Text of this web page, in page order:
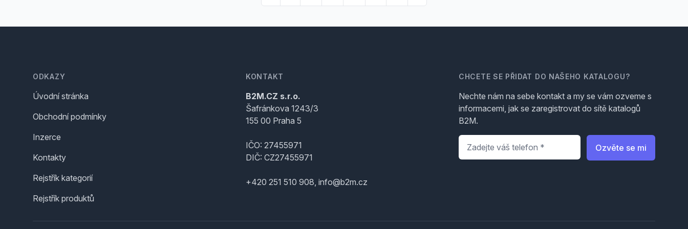
ODKAZY
Úvodní stránka
Obchodní podmínky
Inzerce
Kontakty
Rejstřík kategorií
Rejstřík produktů
KONTAKT
B2M.CZ s.r.o.
Šafránkova 1243/3
155 00 Praha 5
IČO: 27455971
DIČ: CZ27455971
+420 251 510 908, info@b2m.cz
CHCETE SE PŘIDAT DO NAŠEHO KATALOGU?
Nechte nám na sebe kontakt a my se vám ozveme s
informacemi, jak se zaregistrovat do sítě katalogů
B2M.
Telefon
Ozvěte se mi